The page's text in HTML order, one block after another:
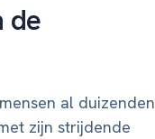
de
al duizenden
zijn strijdende